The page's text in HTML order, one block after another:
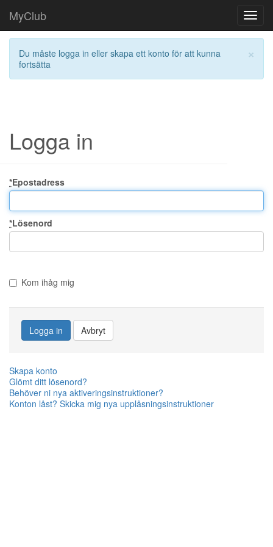
MyClub
×
Du måste logga in eller skapa ett konto för att kunna
fortsätta
Logga in
*Epostadress
*Lösenord
Kom ihåg mig
Logga in Avbryt
Skapa konto
Glömt ditt lösenord?
Behöver ni nya aktiveringsinstruktioner?
Konton låst? Skicka mig nya upplåsningsinstruktioner